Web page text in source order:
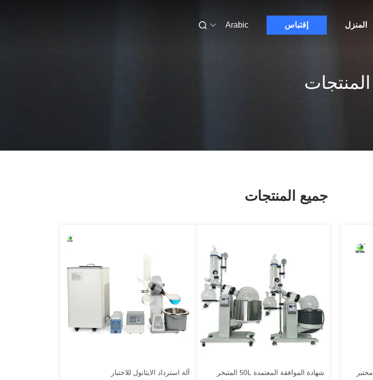
المنزل إقتباس Arabic
المنتجات
جميع المنتجات
مصنع أولي للسيارات الدوارة 50L مختبر
شهادة الموافقة المعتمدة 50L المتبخر
آلة استرداد الايثانول للاختبار